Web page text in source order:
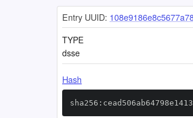
Entry UUID:
TYPE
dsse
Hash